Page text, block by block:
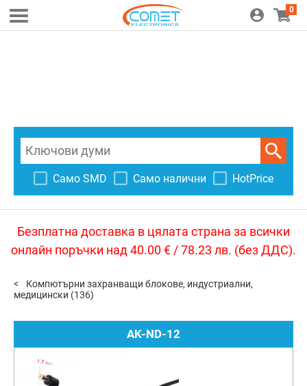
0
Само SMD Само налични HotPrice
Безплатна доставка в цялата страна за всички
онлайн поръчки над 40.00 € / 78.23 лв. (без ДДС).
Компютърни захранващи блокове, индустриални,
медицински (136)
AK-ND-12